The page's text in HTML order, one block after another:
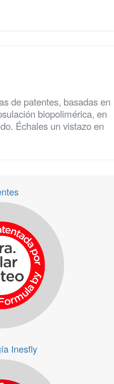
de patentes, basadas en
biopolimérica, en
Échales un vistazo en
Inesfly